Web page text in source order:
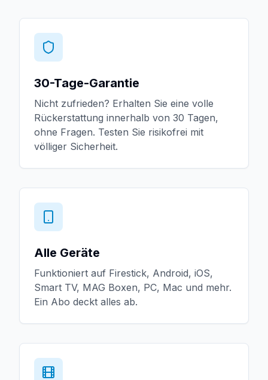
30-Tage-Garantie
Nicht zufrieden? Erhalten Sie eine volle
Rückerstattung innerhalb von 30 Tagen,
ohne Fragen. Testen Sie risikofrei mit
völliger Sicherheit.
Alle Geräte
Funktioniert auf Firestick, Android, iOS,
Smart TV, MAG Boxen, PC, Mac und mehr.
Ein Abo deckt alles ab.